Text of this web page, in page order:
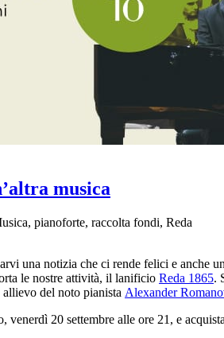
musica
pianoforte, raccolta fondi, Reda
una notizia che ci rende felici e anche
le nostre attività, il lanificio Reda 1865.
allievo del noto pianista Alexander
venerdì 20 settembre alle ore 21, e